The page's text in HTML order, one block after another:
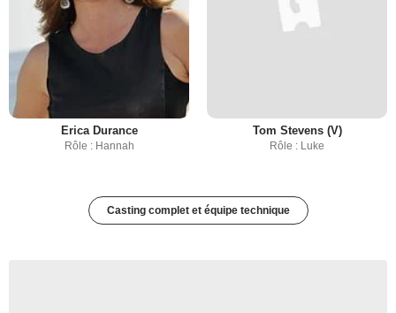
Erica Durance
Rôle : Hannah
Tom Stevens (V)
Rôle : Luke
Casting complet et équipe technique